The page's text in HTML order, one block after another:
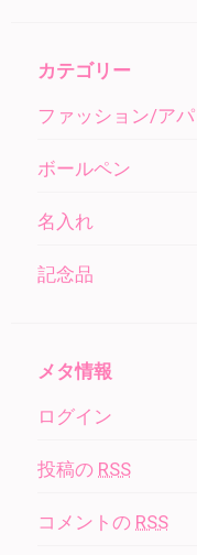
カテゴリー
ファッション/ア
ボールペン
名入れ
記念品
メタ情報
ログイン
投稿の RSS
コメントの RSS